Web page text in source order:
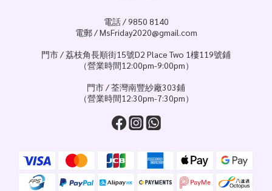
電話 / 9850 8140
電郵 / MsFriday2020@gmail.com
門市 / 荔枝角長順街15號D2 Place Two 1樓119號鋪
（營業時間12:00pm-9:00pm）
門市 / 荃灣南豐紗廠303鋪
（營業時間12:30pm-7:30pm）